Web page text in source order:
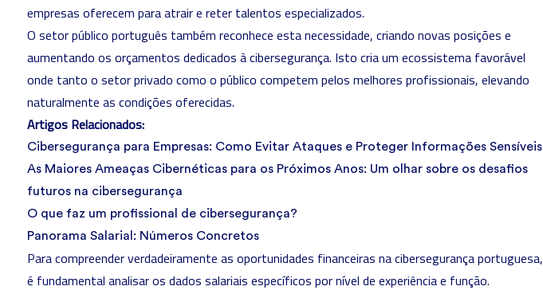
empresas oferecem para atrair e reter talentos especializados.
O setor público português também reconhece esta necessidade, criando novas posições e
aumentando os orçamentos dedicados à cibersegurança. Isto cria um ecossistema favorável
onde tanto o setor privado como o público competem pelos melhores profissionais, elevando
naturalmente as condições oferecidas.
Artigos Relacionados:
Cibersegurança para Empresas: Como Evitar Ataques e Proteger Informações Sensíveis
As Maiores Ameaças Cibernéticas para os Próximos Anos: Um olhar sobre os desafios
futuros na cibersegurança
O que faz um profissional de cibersegurança?
Panorama Salarial: Números Concretos
Para compreender verdadeiramente as oportunidades financeiras na cibersegurança portuguesa,
é fundamental analisar os dados salariais específicos por nível de experiência e função.